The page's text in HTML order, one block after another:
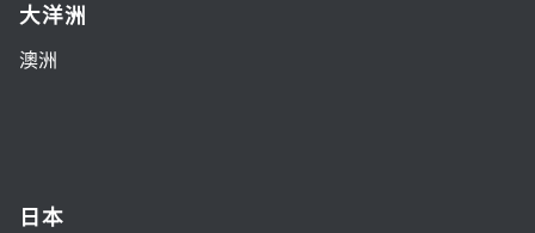
大洋洲
澳洲
日本